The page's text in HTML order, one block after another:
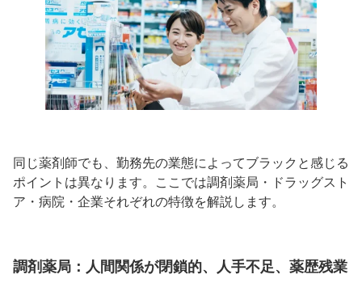
同じ薬剤師でも、勤務先の業態によってブラックと感じる
ポイントは異なります。ここでは調剤薬局・ドラッグスト
ア・病院・企業それぞれの特徴を解説します。
調剤薬局：人間関係が閉鎖的、人手不足、薬歴残業